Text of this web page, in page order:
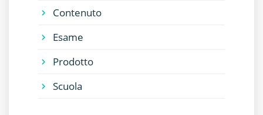
Contenuto
Esame
Prodotto
Scuola